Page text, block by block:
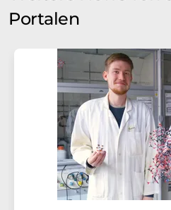
Portalen